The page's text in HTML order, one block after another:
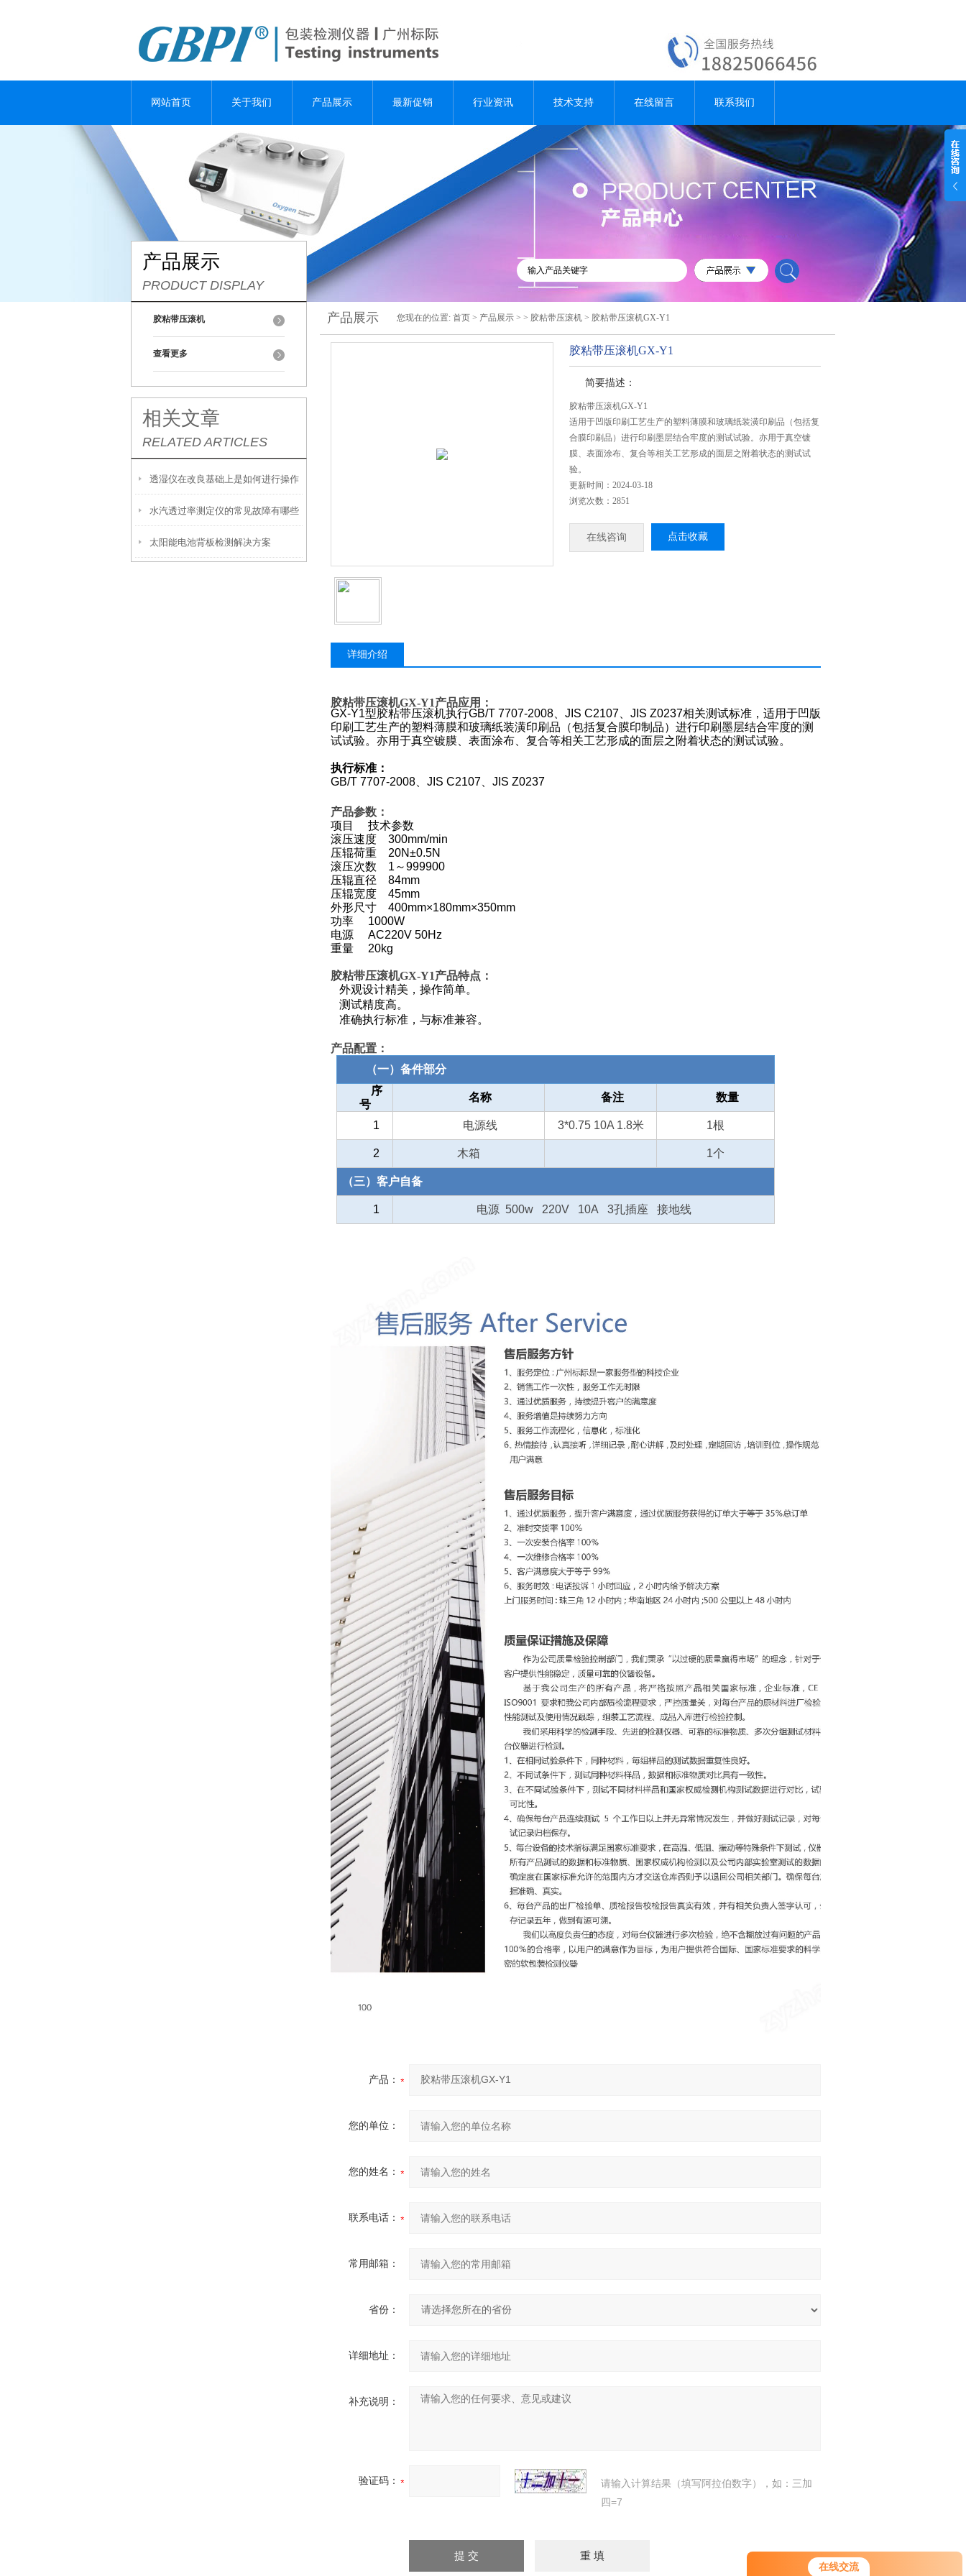
在线交流
网站首页 关于我们 产品展示 最新促销 行业资讯 技术支持 在线留言 联系我们
产品展示
PRODUCT DISPLAY
胶粘带压滚机
查看更多
相关文章
RELATED ARTICLES
透湿仪在改良基础上是如何进行操作
的？
水汽透过率测定仪的常见故障有哪些
太阳能电池背板检测解决方案
产品展示 您现在的位置: 首页 > 产品展示 > > 胶粘带压滚机 > 胶粘带压滚机GX-Y1
胶粘带压滚机GX-Y1
简要描述：
胶粘带压滚机GX-Y1
适用于凹版印刷工艺生产的塑料薄膜和玻璃纸装潢印刷品（包括复
合膜印刷品）进行印刷墨层结合牢度的测试试验。亦用于真空镀
膜、表面涂布、复合等相关工艺形成的面层之附着状态的测试试
验。
更新时间：2024-03-18
浏览次数：2851
在线咨询 点击收藏
详细介绍
胶粘带压滚机GX-Y1产品应用：
GX-Y1型胶粘带压滚机执行GB/T 7707-2008、JIS C2107、JIS Z0237相关测试标准，适用于凹版
印刷工艺生产的塑料薄膜和玻璃纸装潢印刷品（包括复合膜印制品）进行印刷墨层结合牢度的测
试试验。亦用于真空镀膜、表面涂布、复合等相关工艺形成的面层之附着状态的测试试验。
执行标准：
GB/T 7707-2008 、JIS C2107、JIS Z0237
产品参数：
项目 技术参数
滚压速度 300mm/min
压辊荷重 20N±0.5N
滚压次数 1～999900
压辊直径 84mm
压辊宽度 45mm
外形尺寸 400mm×180mm×350mm
功率 1000W
电源 AC220V 50Hz
重量 20kg
胶粘带压滚机GX-Y1产品特点：
外观设计精美，操作简单。
测试精度高。
准确执行标准，与标准兼容。
产品配置：
（一）备件部分
序
号
名称 备注 数量
1 电源线 3*0.75 10A 1.8米 1根
2 木箱 1个
（三）客户自备
1 电源 500w 220V 10A 3孔插座 接地线
产品：
您的单位：
您的姓名：
联系电话：
常用邮箱：
省份：
详细地址：
补充说明：
验证码：
请输入计算结果（填写阿拉伯数字），如：三加
四=7